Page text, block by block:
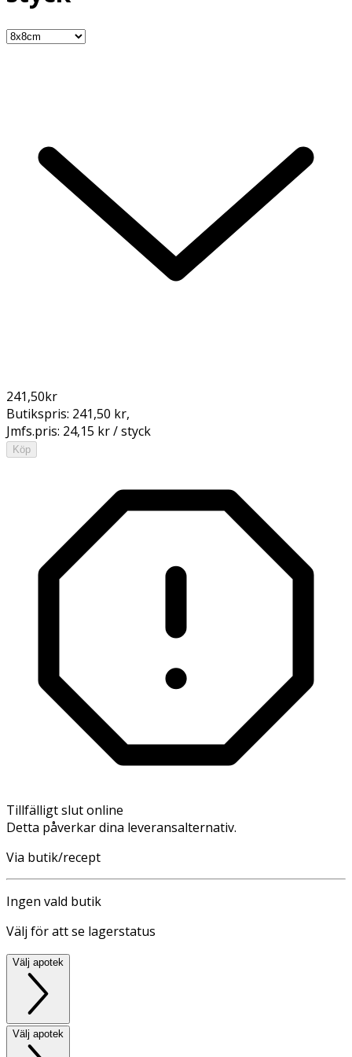
241,50kr
Butikspris: 241,50 kr,
Jmfs.pris: 24,15 kr / styck
Köp
Tillfälligt slut online
Detta påverkar dina leveransalternativ.
Via butik/recept
Ingen vald butik
Välj för att se lagerstatus
Välj apotek
Välj apotek